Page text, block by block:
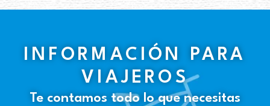
INFORMACIÓN PARA
VIAJEROS
Te contamos todo lo que necesitas